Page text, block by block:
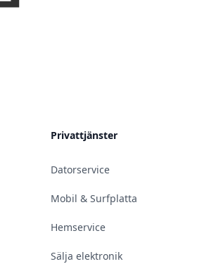
Privattjänster
Datorservice
Mobil & Surfplatta
Hemservice
Sälja elektronik